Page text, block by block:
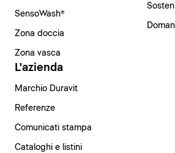
SensoWash®
Zona doccia
Zona vasca
L'azienda
Marchio Duravit
Referenze
Comunicati stampa
Cataloghi e listini